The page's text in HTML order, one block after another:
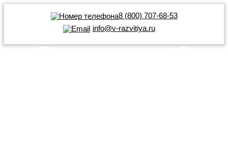
8 (800) 707-68-53
info@v-razvitiya.ru